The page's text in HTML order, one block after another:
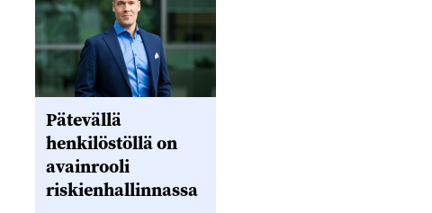
Pätevällä
henkilöstöllä on
avainrooli
riskienhallinnassa